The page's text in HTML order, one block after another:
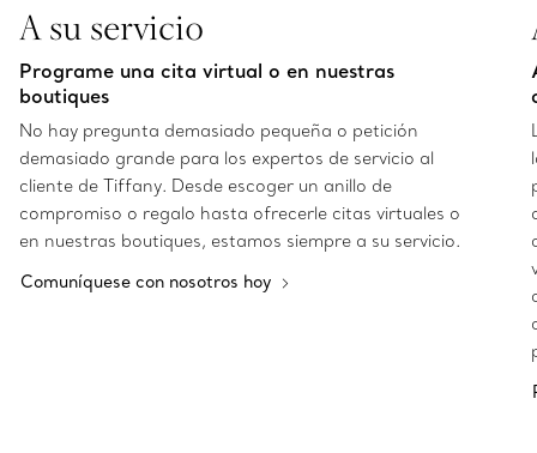
A su servicio
Programe una cita virtual o en nuestras
boutiques
No hay pregunta demasiado pequeña o petición
demasiado grande para los expertos de servicio al
cliente de Tiffany. Desde escoger un anillo de
compromiso o regalo hasta ofrecerle citas virtuales o
en nuestras boutiques, estamos siempre a su servicio.
Comuníquese con nosotros hoy